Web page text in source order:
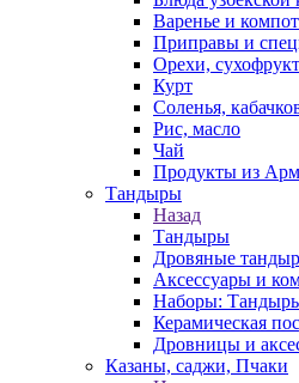
Варенье и
Приправы и
Орехи,
Курт
Соленья,
Рис, масло
Чай
Продукты из
Тандыры
Назад
Тандыры
Дровяные
Аксессуары и
Наборы:
Керамическая
Дровницы и
Казаны, саджи, Пчаки